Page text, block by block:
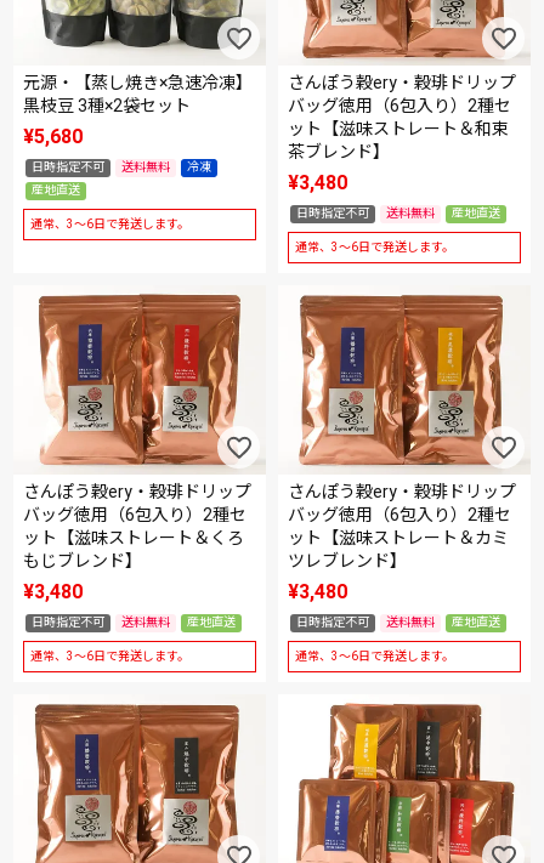
元源・【蒸し焼き×急速冷凍】
黒枝豆 3種×2袋セット
¥5,680
日時指定不可 送料無料
冷凍
産地直送
通常、3～6日で発送します。
さんぽう穀ery・穀琲ドリップ
バッグ徳用（6包入り）2種セ
ット【滋味ストレート＆和束
茶ブレンド】
¥3,480
日時指定不可 送料無料 産地直送
通常、3～6日で発送します。
さんぽう穀ery・穀琲ドリップ
バッグ徳用（6包入り）2種セ
ット【滋味ストレート＆くろ
もじブレンド】
¥3,480
日時指定不可 送料無料 産地直送
通常、3～6日で発送します。
さんぽう穀ery・穀琲ドリップ
バッグ徳用（6包入り）2種セ
ット【滋味ストレート＆カミ
ツレブレンド】
¥3,480
日時指定不可 送料無料 産地直送
通常、3～6日で発送します。